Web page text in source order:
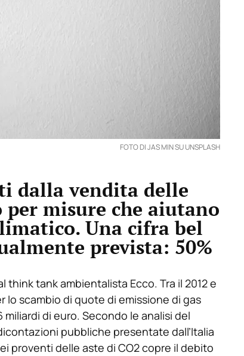
FOTO DI JAS MIN SU UNSPLASH
dalla vendita delle
per misure che aiutano
Una cifra bel
prevista: 50%
tank ambientalista Ecco. Tra il 2012 e
lo scambio di quote di emissione di gas
di euro. Secondo le analisi del
pubbliche presentate dall’Italia
proventi delle aste di CO2 copre il debito